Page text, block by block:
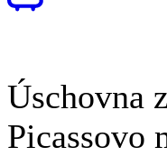
Úschovna
Picassovo